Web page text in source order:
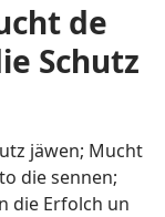
de
Schutz
jäwen; Mucht
die sennen;
die Erfolch un